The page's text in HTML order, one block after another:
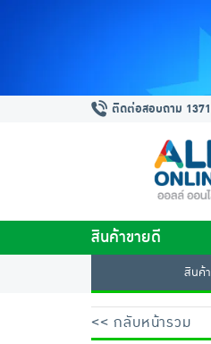
ติดต่อสอบถาม 1371
สินค้าขายดี
สินค้า
<< กลับหน้ารวม